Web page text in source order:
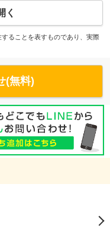
く
ることを表すものであり、実際
(無料)